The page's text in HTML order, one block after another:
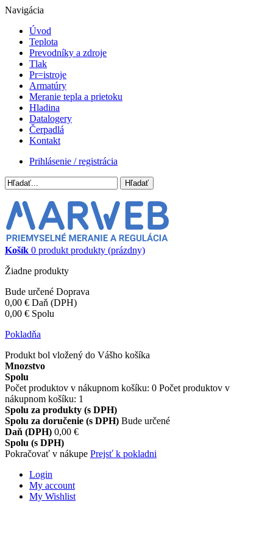
Navigácia
Úvod
Teplota
Prevodníky a zdroje
Tlak
Pr=istroje
Armatúry
Meranie tepla a prietoku
Hladina
Datalogery
Čerpadlá
Kontakt
Prihlásenie / registrácia
Hľadať
Košík 0 produkt produkty (prázdny)
Žiadne produkty
Bude určené Doprava
0,00 € Daň (DPH)
0,00 € Spolu
Pokladňa
Produkt bol vložený do Vášho košíka
Mnozstvo
Spolu
Počet produktov v nákupnom košíku: 0 Počet produktov v
nákupnom košíku: 1
Spolu za produkty (s DPH)
Spolu za doručenie (s DPH) Bude určené
Daň (DPH) 0,00 €
Spolu (s DPH)
Pokračovať v nákupe Prejsť k pokladni
Login
My account
My Wishlist